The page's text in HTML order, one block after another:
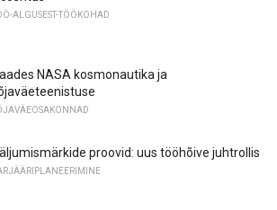
ALGUSEST-TÖÖKOHAD
NASA kosmonautika ja
proovid: uus tööhõive juhtrollis